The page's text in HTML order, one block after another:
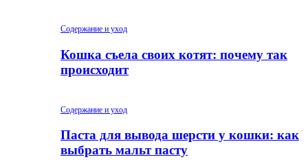
Содержание и уход
Кошка съела своих котят: почему так
происходит
Содержание и уход
Паста для вывода шерсти у кошки: как
выбрать мальт пасту